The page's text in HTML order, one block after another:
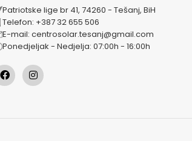
Patriotske lige br 41, 74260 - Tešanj, BiH
Telefon: +387 32 655 506
E-mail: centrosolar.tesanj@gmail.com
Ponedjeljak - Nedjelja: 07:00h - 16:00h